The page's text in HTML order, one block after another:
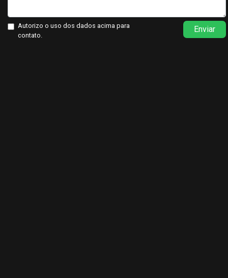
Autorizo o uso dos dados acima para
contato.
Enviar